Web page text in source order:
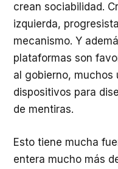
crean sociabilidad.
izquierda,
mecanismo. Y
plataformas son
al gobierno,
dispositivos para
de mentiras.
Esto tiene mucha
entera mucho más